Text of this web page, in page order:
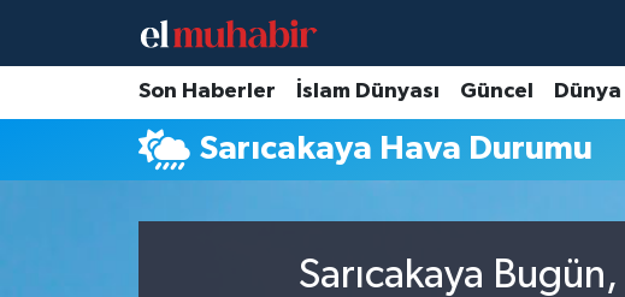
Son Haberler İslam Dünyası Güncel Dünya
Sarıcakaya Hava Durumu
Sarıcakaya
Hava Durumu
Trafik Durumu